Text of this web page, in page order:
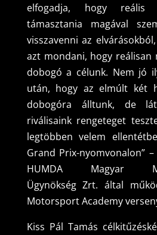
elfogadja, hogy reális
támasztania magával
visszavenni az
azt mondani, hogy reálisan
dobogó a célunk. Nem jó
után, hogy az elmúlt két
dobogóra álltunk, de
riválisaink rengeteget
legtöbben velem
Grand Prix-nyomvonalon”
HUMDA Magyar
Ügynökség Zrt. által
Motorsport Academy
Kiss Pál Tamás